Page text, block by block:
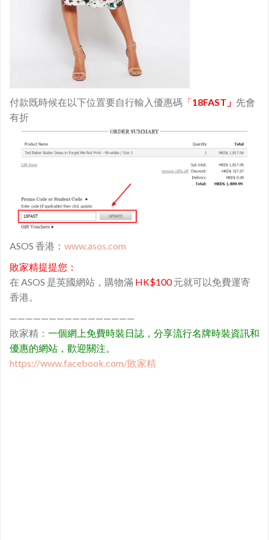
付款既時候在以下位置要自行輸入優惠碼 「18FAST」 先會
有折
ASOS 香港： www.asos.com
敗家精提提您：
在 ASOS 是英國網站，購物滿 HK$100元就可以免費運寄
香港。
————————————————
敗家精： 一個網上免費時裝日誌，分享流行名牌時裝資訊和
優惠的網站，歡迎關注。
https://www.facebook.com/敗家精